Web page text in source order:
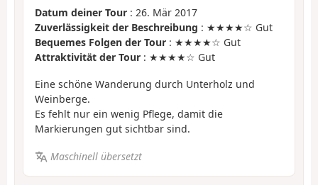
Datum deiner Tour : 26. Mär 2017
Zuverlässigkeit der Beschreibung : ★★★★☆ Gut
Bequemes Folgen der Tour : ★★★★☆ Gut
Attraktivität der Tour : ★★★★☆ Gut
Eine schöne Wanderung durch Unterholz und
Weinberge.
Es fehlt nur ein wenig Pflege, damit die
Markierungen gut sichtbar sind.
Maschinell übersetzt